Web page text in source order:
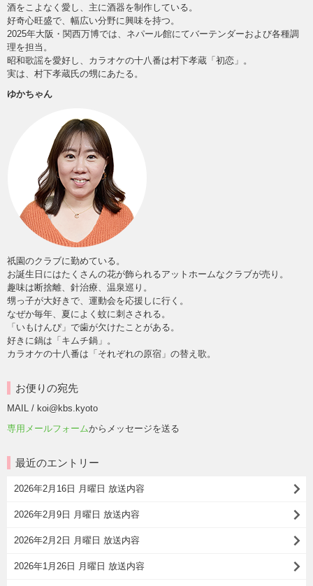
酒をこよなく愛し、主に酒器を制作している。
好奇心旺盛で、幅広い分野に興味を持つ。
2025年大阪・関西万博では、ネパール館にてバーテンダーおよび各種調
理を担当。
昭和歌謡を愛好し、カラオケの十八番は村下孝蔵「初恋」。
実は、村下孝蔵氏の甥にあたる。
ゆかちゃん
祇園のクラブに勤めている。
お誕生日にはたくさんの花が飾られるアットホームなクラブが売り。
趣味は断捨離、針治療、温泉巡り。
甥っ子が大好きで、運動会を応援しに行く。
なぜか毎年、夏によく蚊に刺さされる。
「いもけんぴ」で歯が欠けたことがある。
好きに鍋は「キムチ鍋」。
カラオケの十八番は「それぞれの原宿」の替え歌。
お便りの宛先
MAIL / koi@kbs.kyoto
専用メールフォームからメッセージを送る
最近のエントリー
2026年2月16日 月曜日 放送内容
2026年2月9日 月曜日 放送内容
2026年2月2日 月曜日 放送内容
2026年1月26日 月曜日 放送内容